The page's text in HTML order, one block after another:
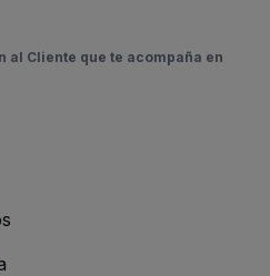
al Cliente que te acompaña en